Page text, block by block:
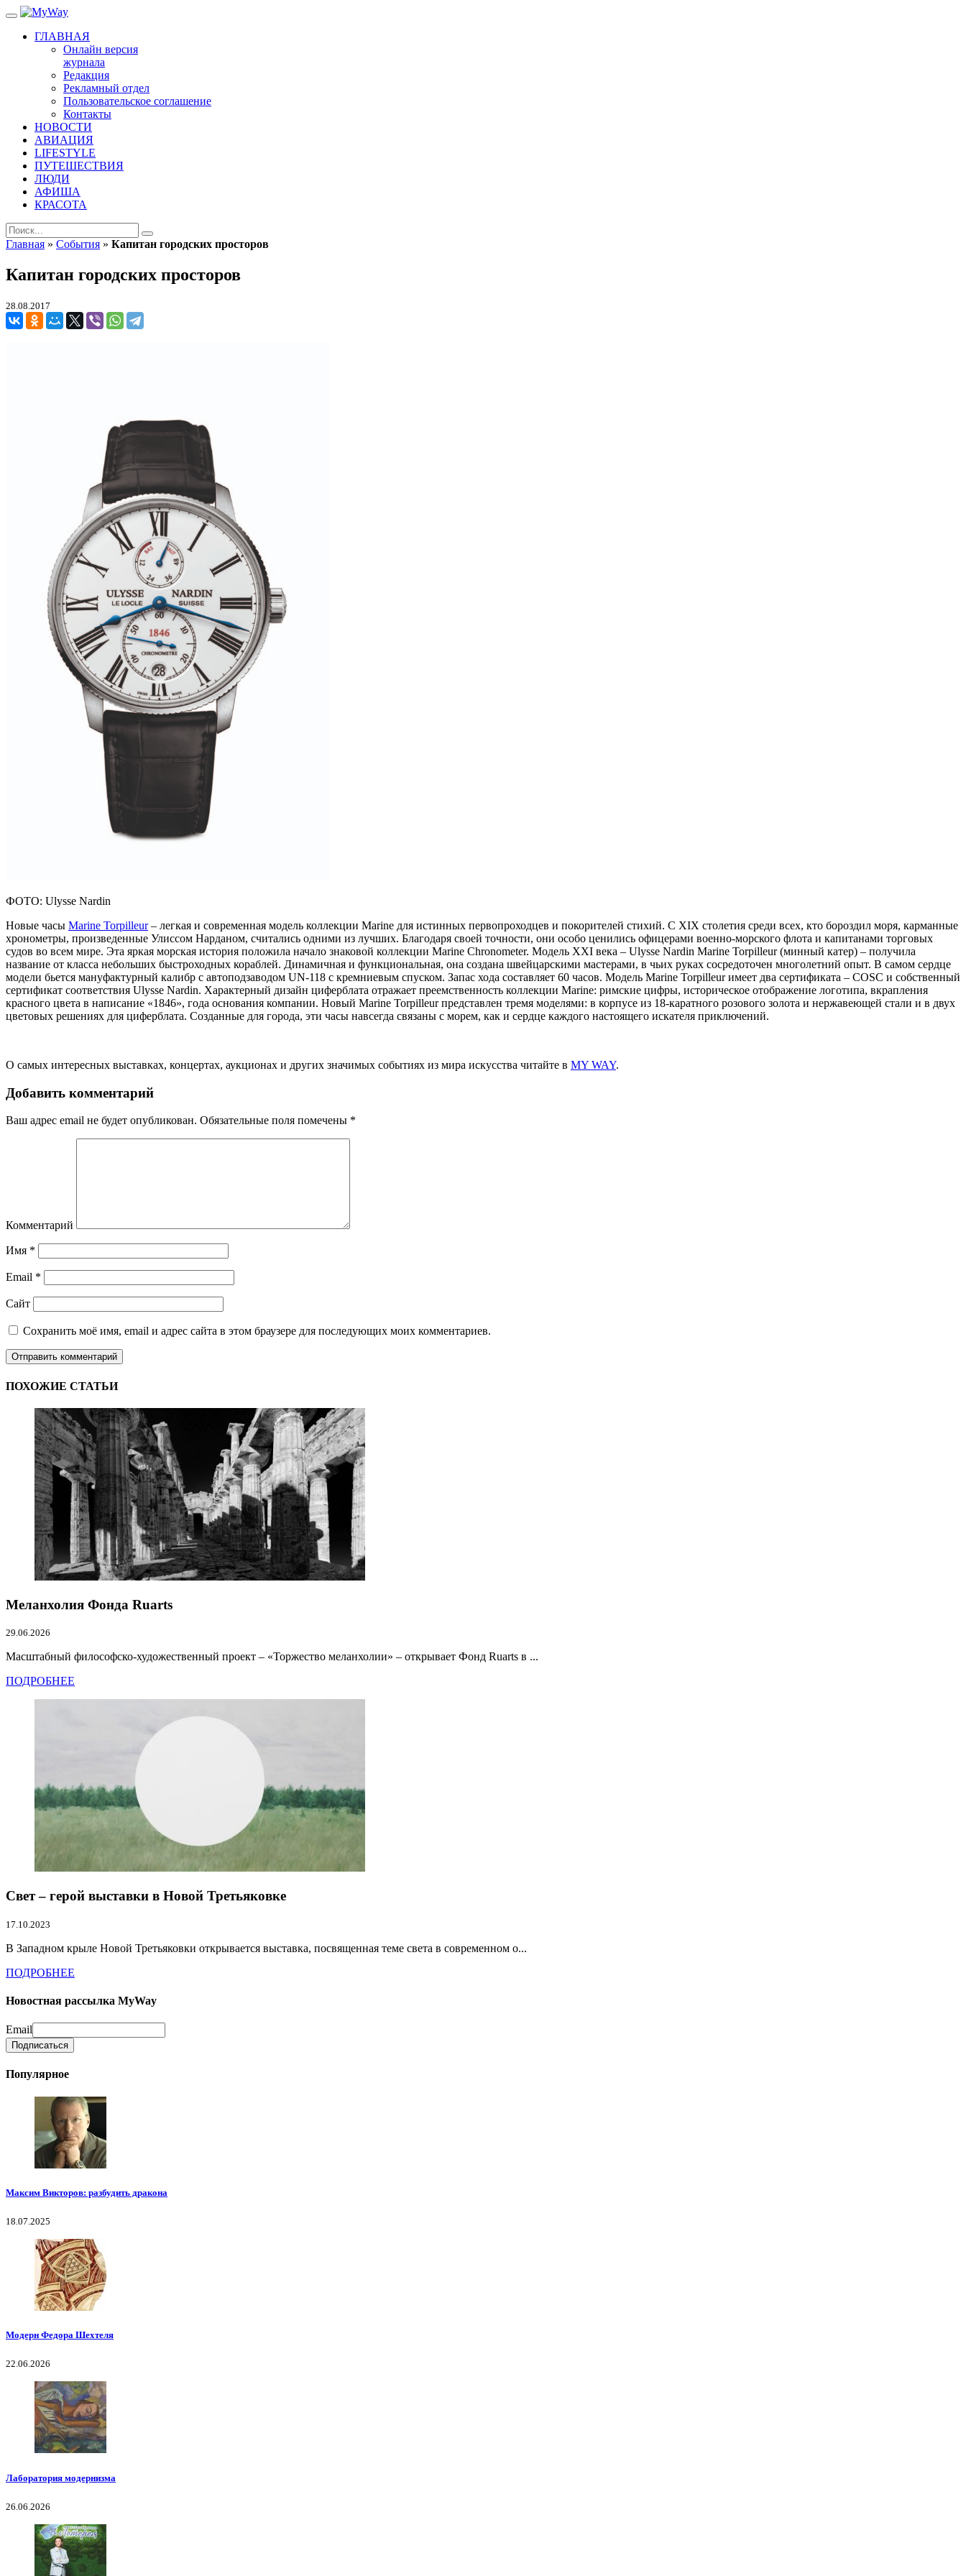
ГЛАВНАЯ
Онлайн версия
журнала
Редакция
Рекламный отдел
Пользовательское соглашение
Контакты
НОВОСТИ
АВИАЦИЯ
LIFESTYLE
ПУТЕШЕСТВИЯ
ЛЮДИ
АФИША
КРАСОТА
Главная » События » Капитан городских просторов
Капитан городских просторов
28.08.2017
ФОТО: Ulysse Nardin
Новые часы Marine Torpilleur– легкая и современная модель коллекции Marine для истинных первопроходцев и покорителей стихий. С XIX столетия среди всех, кто бороздил моря, карманные
хронометры, произведенные Улиссом Нарданом, считались одними из лучших. Благодаря своей точности, они особо ценились офицерами военно-морского флота и капитанами торговых
судов во всем мире. Эта яркая морская история положила начало знаковой коллекции Marine Chronometer. Модель XXI века – Ulysse Nardin Marine Torpilleur (минный катер) – получила
название от класса небольших быстроходных кораблей. Динамичная и функциональная, она создана швейцарскими мастерами, в чьих руках сосредоточен многолетний опыт. В самом сердце
модели бьется мануфактурный калибр с автоподзаводом UN-118 с кремниевым спуском. Запас хода составляет 60 часов. Модель Marine Torpilleur имеет два сертификата – COSC и собственный
сертификат соответствия Ulysse Nardin. Характерный дизайн циферблата отражает преемственность коллекции Marine: римские цифры, историческое отображение логотипа, вкрапления
красного цвета в написание «1846», года основания компании. Новый Marine Torpilleur представлен тремя моделями: в корпусе из 18-каратного розового золота и нержавеющей стали и в двух
цветовых решениях для циферблата. Созданные для города, эти часы навсегда связаны с морем, как и сердце каждого настоящего искателя приключений.
О самых интересных выставках, концертах, аукционах и других значимых событиях из мира искусства читайте в MY WAY.
Добавить комментарий
Ваш адрес email не будет опубликован. Обязательные поля помечены *
Комментарий
Имя *
Email *
Сайт
Сохранить моё имя, email и адрес сайта в этом браузере для последующих моих комментариев.
ПОХОЖИЕ СТАТЬИ
Меланхолия Фонда Ruarts
29.06.2026
Масштабный философско-художественный проект – «Торжество меланхолии» – открывает Фонд Ruarts в ...
ПОДРОБНЕЕ
Свет – герой выставки в Новой Третьяковке
17.10.2023
В Западном крыле Новой Третьяковки открывается выставка, посвященная теме света в современном о...
ПОДРОБНЕЕ
Новостная рассылка MyWay
Email
Популярное
Максим Викторов: разбудить дракона
18.07.2025
Модерн Федора Шехтеля
22.06.2026
Лаборатория модернизма
26.06.2026